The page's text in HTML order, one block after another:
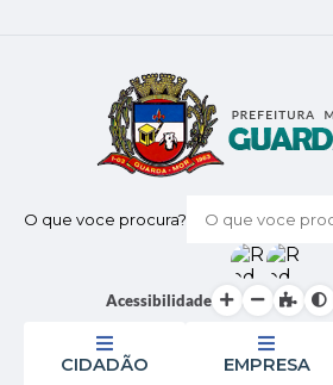
O que voce procura?
Acessibilidade
CIDADÃO EMPRESA